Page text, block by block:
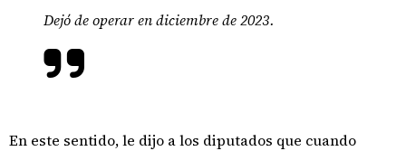
Dejó de operar en diciembre de 2023.
En este sentido, le dijo a los diputados que cuando